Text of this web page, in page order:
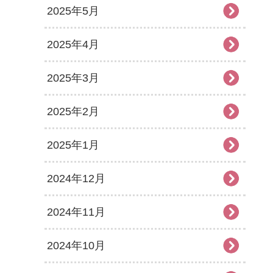
2025年5月
2025年4月
2025年3月
2025年2月
2025年1月
2024年12月
2024年11月
2024年10月